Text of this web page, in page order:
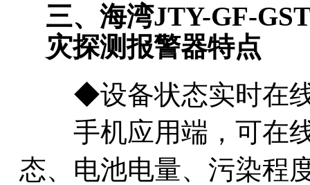
三、海湾JTY-GF-
灾探测报警器特点
◆设备状态实时在
手机应用端，可在线
态、电池电量、污染程